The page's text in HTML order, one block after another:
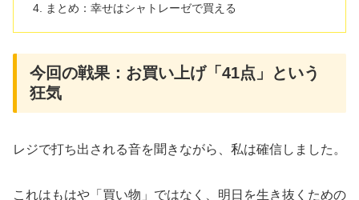
まとめ：幸せはシャトレーゼで買える
今回の戦果：お買い上げ「41点」という
狂気
レジで打ち出される音を聞きながら、私は確信しました。
これはもはや「買い物」ではなく、明日を生き抜くための